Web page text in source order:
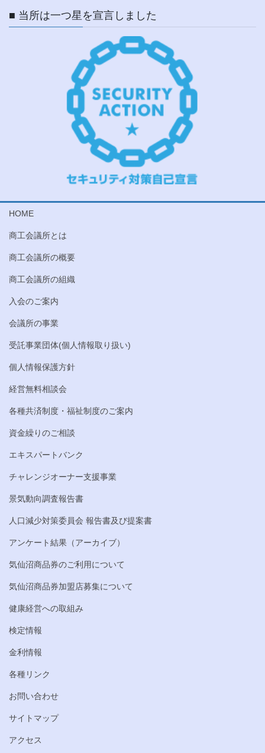
■ 当所は一つ星を宣言しました
HOME
商工会議所とは
商工会議所の概要
商工会議所の組織
入会のご案内
会議所の事業
受託事業団体(個人情報取り扱い)
個人情報保護方針
経営無料相談会
各種共済制度・福祉制度のご案内
資金繰りのご相談
エキスパートバンク
チャレンジオーナー支援事業
景気動向調査報告書
人口減少対策委員会 報告書及び提案書
アンケート結果（アーカイブ）
気仙沼商品券のご利用について
気仙沼商品券加盟店募集について
健康経営への取組み
検定情報
金利情報
各種リンク
お問い合わせ
サイトマップ
アクセス